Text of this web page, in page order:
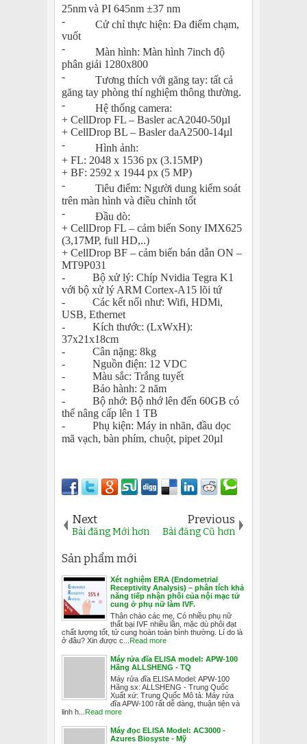
25nmvà PI 645nm ±37 nm
- Cử chỉ thực hiện: Đa điểm chạm,
vuốt
- Màn hình: Màn hình 7inch độ
phân giải 1280x800
- Tương thích với găng tay: tất cả
găng tay phòng thí nghiệm thông thường.
- Hệ thống camera:
+ CellDrop FL – Basler acA2040-50µl
+ CellDrop BL – Basler daA2500-14µl
- Hình ảnh:
+ FL: 2048 x 1536 px (3.15MP)
+ BF: 2592 x 1944 px (5 MP)
- Tiêu điểm: Người dung kiểm soát
trên màn hình và điều chỉnh tốt
- Đầu dò:
+ CellDrop FL – cảm biến Sony IMX625
(3,17MP, full HD,..)
+ CellDrop BF – cảm biến bán dẫn ON –
MT9P031
- Bộ xử lý: Chíp Nvidia Tegra K1
với bộ xử lý ARM Cortex-A15 lõi tứ
- Các kết nối như: Wifi, HDMi,
USB, Ethernet
- Kích thước: (LxWxH):
37x21x18cm
- Cân nặng: 8kg
- Nguồn điện: 12 VDC
- Màu sắc: Trắng tuyết
- Bảo hành: 2 năm
- Bộ nhớ: Bộ nhớ lên đến 60GB có
thể nâng cấp lên 1 TB
- Phụ kiện: Máy in nhãn, đầu dọc
mã vạch, bàn phím, chuột, pipet 20µl
Next
Bài đăng Mới hơn
Previous
Bài đăng Cũ hơn
Sản phẩm mới
Xét nghiệm ERA (Endometrial
Receptivity Analysis) – phân tích khả
năng tiếp nhận phôi của nội mạc tử
cung ở phụ nữ làm IVF.
Thân chào các mẹ, Có nhiều phụ nữ
thất bại IVF nhiều lần, mặc dù phôi đạt
chất lượng tốt, tử cung hoàn toàn bình thường. Lí do là
ở đâu? Xin được c... Read more
Máy rửa đĩa ELISA model: APW-100
Hãng ALLSHENG - TQ
Máy rửa đĩa ELISA Model: APW-100
Hãng sx: ALLSHENG - Trung Quốc
Xuất xứ: Trung Quốc Mô tả: Máy rửa
đĩa APW-100 rất dễ dàng, thuận tiện và
linh h... Read more
Máy đọc ELISA Model: AC3000 -
Azures Biosyste - Mỹ